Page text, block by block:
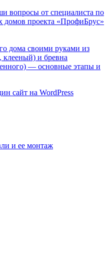
вопросы от специалиста по
домов проекта «ПрофиБрус»
дома своими руками из
и бревна
— основные этапы и
сайт на WordPress
и ее монтаж